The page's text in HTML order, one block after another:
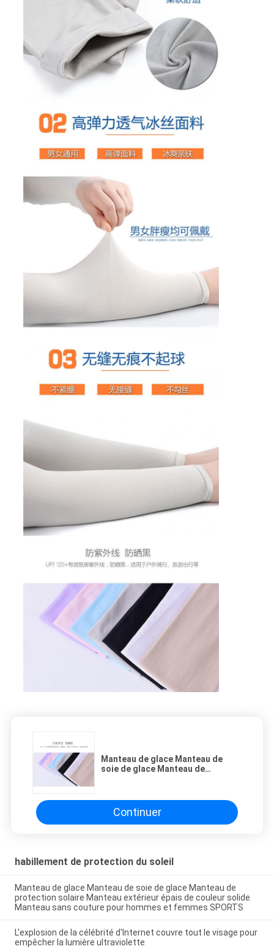
Manteau de glace Manteau de
soie de glace Manteau de
Manteau sans couture pour
hommes et femmes SPORTS
Continuer
habillement de protection du soleil
Manteau de glace Manteau de soie de glace Manteau de
protection solaire Manteau extérieur épais de couleur solide
Manteau sans couture pour hommes et femmes SPORTS
L'explosion de la célébrité d'Internet couvre tout le visage pour
empêcher la lumière ultraviolette